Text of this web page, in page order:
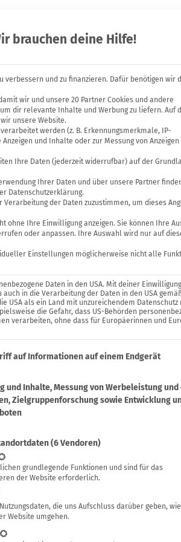
für besondere
brauchen deine Hilfe!
verbessern und zu finanzieren. Dafür benötigen wir
wir und unsere 20 Partner Cookies und andere
dir relevante Inhalte und Werbung zu liefern. Auf
unsere Website.
werden (z. B. Erkennungsmerkmale, IP-
und Inhalte oder zur Messung von Anzeigen
Ihre Daten (jederzeit widerrufbar) auf der
Ihrer Daten und über unsere Partner
Datenschutzerklärung.
Verarbeitung der Daten zuzustimmen, um dieses
ohne Ihre Einwilligung anzeigen. Sie können Ihre
oder anpassen. Ihre Auswahl wird nur auf
Einstellungen möglicherweise nicht alle
Daten in den USA. Mit deiner
in die Verarbeitung der Daten in den USA
USA als ein Land mit unzureichendem Datenschutz
die Gefahr, dass US-Behörden
verarbeiten, ohne dass für Europäerinnen und
Liste der Zwecke des IAB
auf Informationen auf einem Endgerät
und Inhalte, Messung von Werbeleistung und
Zielgruppenforschung sowie Entwicklung
(6 Vendoren)
Gruppen, für die eine Einwilligung
grundlegende Funktionen und sind für das
der Website erforderlich.
die uns Aufschluss darüber geben, wie
Website umgehen.